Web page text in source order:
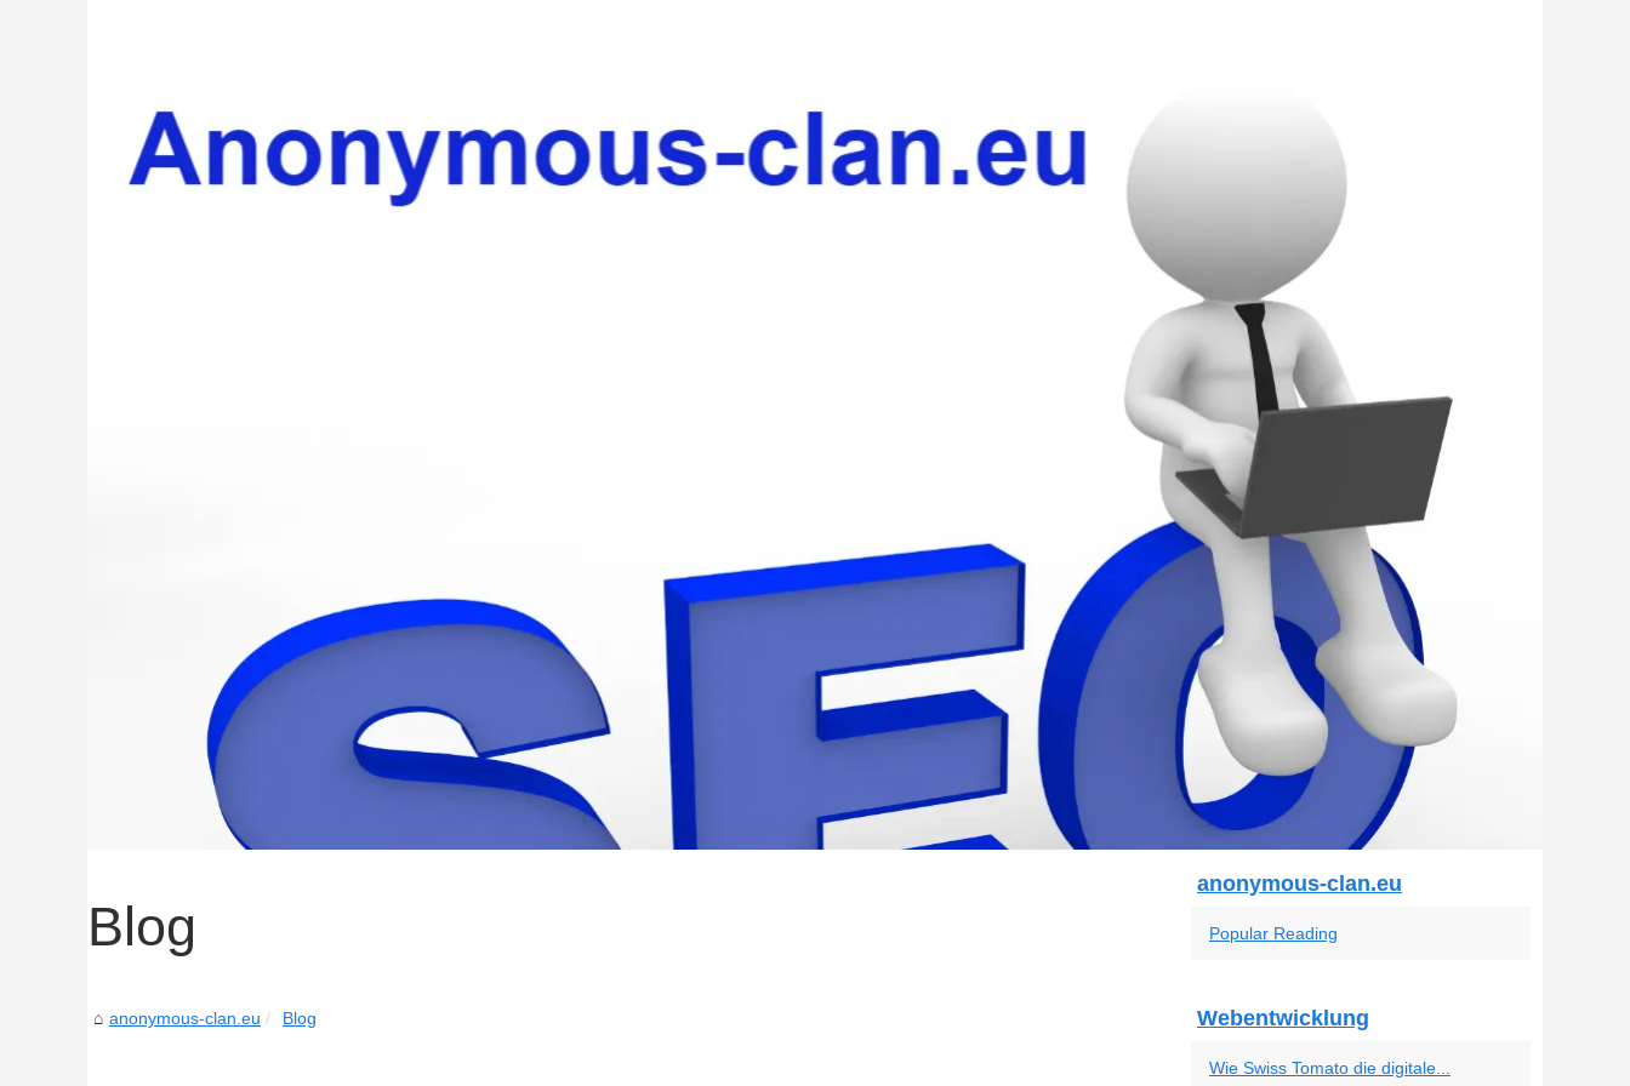
Blog
anonymous-clan.eu Blog
anonymous-clan.eu
Popular Reading
Webentwicklung
Wie Swiss Tomato die digitale...